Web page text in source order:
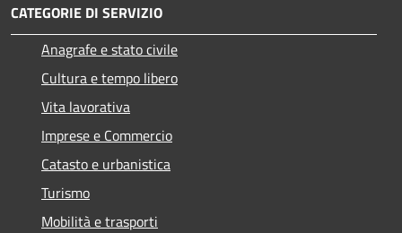
CATEGORIE DI SERVIZIO
Anagrafe e stato civile
Cultura e tempo libero
Vita lavorativa
Imprese e Commercio
Catasto e urbanistica
Turismo
Mobilità e trasporti